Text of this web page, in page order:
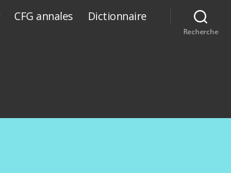
CFG annales Dictionnaire
Recherche